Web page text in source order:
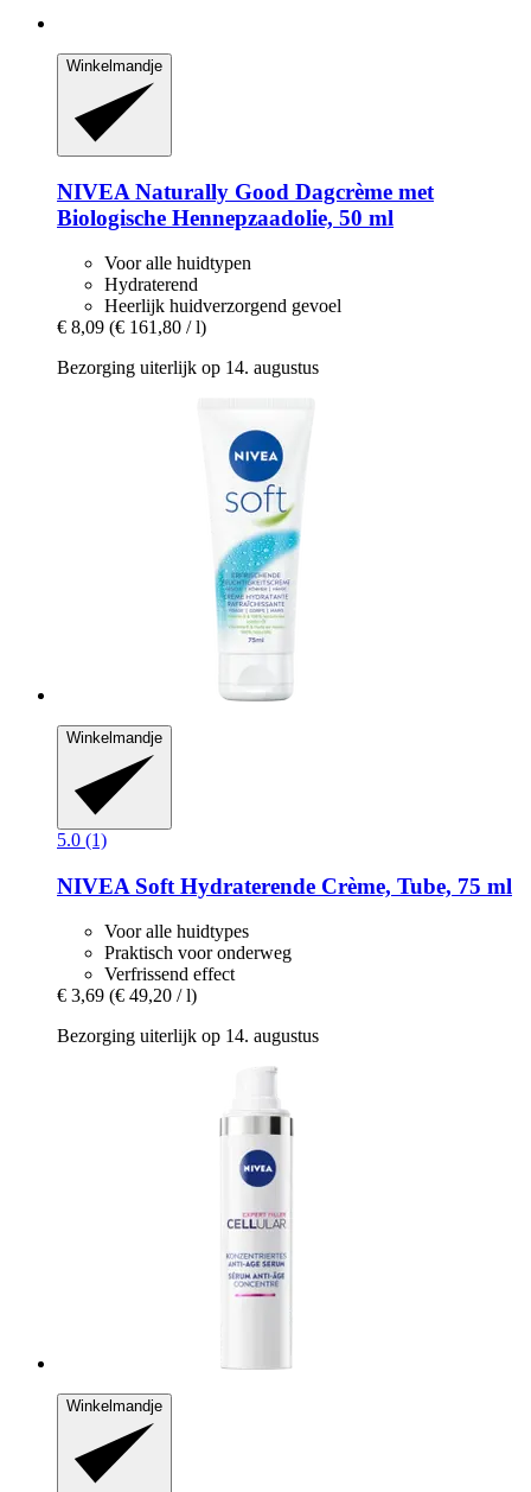
Winkelmandje
NIVEA Naturally Good Dagcrème met
Biologische Hennepzaadolie, 50 ml
Voor alle huidtypen
Hydraterend
Heerlijk huidverzorgend gevoel
€ 8,09 (€ 161,80 / l)
Bezorging uiterlijk op 14. augustus
Winkelmandje
5.0 (1)
NIVEA Soft Hydraterende Crème, Tube, 75 ml
Voor alle huidtypes
Praktisch voor onderweg
Verfrissend effect
€ 3,69 (€ 49,20 / l)
Bezorging uiterlijk op 14. augustus
Winkelmandje